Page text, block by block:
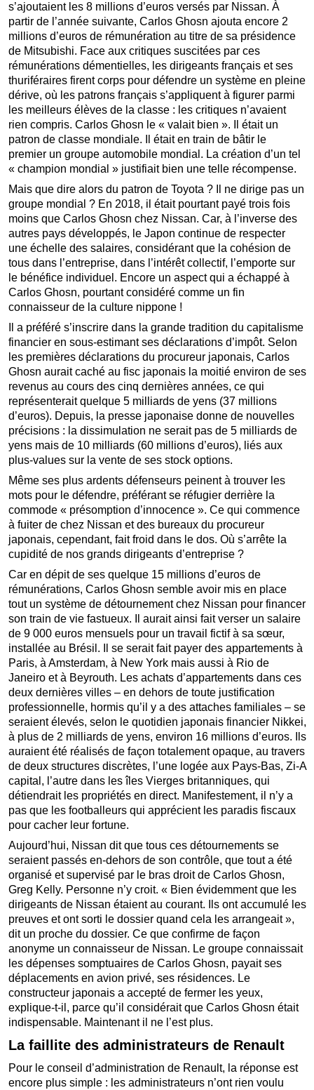
s’ajoutaient les 8 millions d’euros versés par Nissan. À
partir de l’année suivante, Carlos Ghosn ajouta encore 2
millions d’euros de rémunération au titre de sa présidence
de Mitsubishi. Face aux critiques suscitées par ces
rémunérations démentielles, les dirigeants français et ses
thuriféraires firent corps pour défendre un système en pleine
dérive, où les patrons français s’appliquent à figurer parmi
les meilleurs élèves de la classe : les critiques n’avaient
rien compris. Carlos Ghosn le « valait bien ». Il était un
patron de classe mondiale. Il était en train de bâtir le
premier un groupe automobile mondial. La création d’un tel
« champion mondial » justifiait bien une telle récompense.
Mais que dire alors du patron de Toyota ? Il ne dirige pas un
groupe mondial ? En 2018, il était pourtant payé trois fois
moins que Carlos Ghosn chez Nissan. Car, à l’inverse des
autres pays développés, le Japon continue de respecter
une échelle des salaires, considérant que la cohésion de
tous dans l’entreprise, dans l’intérêt collectif, l’emporte sur
le bénéfice individuel. Encore un aspect qui a échappé à
Carlos Ghosn, pourtant considéré comme un fin
connaisseur de la culture nippone !
Il a préféré s’inscrire dans la grande tradition du capitalisme
financier en sous-estimant ses déclarations d’impôt. Selon
les premières déclarations du procureur japonais, Carlos
Ghosn aurait caché au fisc japonais la moitié environ de ses
revenus au cours des cinq dernières années, ce qui
représenterait quelque 5 milliards de yens (37 millions
d’euros). Depuis, la presse japonaise donne de nouvelles
précisions : la dissimulation ne serait pas de 5 milliards de
yens mais de 10 milliards (60 millions d’euros), liés aux
plus-values sur la vente de ses stock options.
Même ses plus ardents défenseurs peinent à trouver les
mots pour le défendre, préférant se réfugier derrière la
commode « présomption d’innocence ». Ce qui commence
à fuiter de chez Nissan et des bureaux du procureur
japonais, cependant, fait froid dans le dos. Où s’arrête la
cupidité de nos grands dirigeants d’entreprise ?
Car en dépit de ses quelque 15 millions d’euros de
rémunérations, Carlos Ghosn semble avoir mis en place
tout un système de détournement chez Nissan pour financer
son train de vie fastueux. Il aurait ainsi fait verser un salaire
de 9 000 euros mensuels pour un travail fictif à sa sœur,
installée au Brésil. Il se serait fait payer des appartements à
Paris, à Amsterdam, à New York mais aussi à Rio de
Janeiro et à Beyrouth. Les achats d’appartements dans ces
deux dernières villes – en dehors de toute justification
professionnelle, hormis qu’il y a des attaches familiales – se
seraient élevés, selon le quotidien japonais financier Nikkei,
à plus de 2 milliards de yens, environ 16 millions d’euros. Ils
auraient été réalisés de façon totalement opaque, au travers
de deux structures discrètes, l’une logée aux Pays-Bas, Zi-A
capital, l’autre dans les îles Vierges britanniques, qui
détiendrait les propriétés en direct. Manifestement, il n’y a
pas que les footballeurs qui apprécient les paradis fiscaux
pour cacher leur fortune.
Aujourd’hui, Nissan dit que tous ces détournements se
seraient passés en-dehors de son contrôle, que tout a été
organisé et supervisé par le bras droit de Carlos Ghosn,
Greg Kelly. Personne n’y croit. « Bien évidemment que les
dirigeants de Nissan étaient au courant. Ils ont accumulé les
preuves et ont sorti le dossier quand cela les arrangeait »,
dit un proche du dossier. Ce que confirme de façon
anonyme un connaisseur de Nissan. Le groupe connaissait
les dépenses somptuaires de Carlos Ghosn, payait ses
déplacements en avion privé, ses résidences. Le
constructeur japonais a accepté de fermer les yeux,
explique-t-il, parce qu’il considérait que Carlos Ghosn était
indispensable. Maintenant il ne l’est plus.
La faillite des administrateurs de Renault
Pour le conseil d’administration de Renault, la réponse est
encore plus simple : les administrateurs n’ont rien voulu